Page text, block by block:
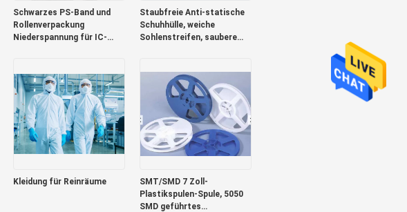
Schwarzes PS-Band und
Rollenverpackung
Niederspannung für IC-
Staubfreie Anti-statische
Schuhhülle, weiche
Sohlenstreifen, saubere
Kleidung für Reinräume
SMT/SMD 7 Zoll-
Plastikspulen-Spule, 5050
SMD geführtes